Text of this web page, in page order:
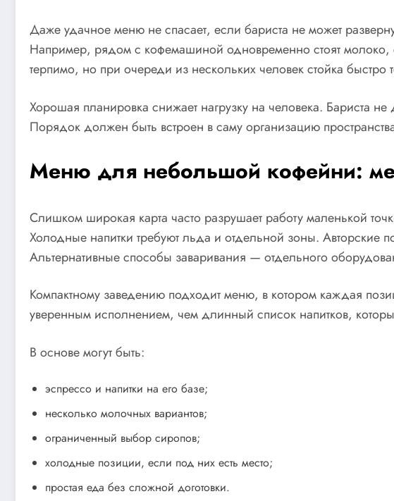
Даже удачное меню не спасает, если бариста не может
Например, рядом с кофемашиной одновременно стоят молоко,
терпимо, но при очереди из нескольких человек стойка быстро
Хорошая планировка снижает нагрузку на человека. Бариста
Порядок должен быть встроен в саму организацию
Меню для небольшой кофейни:
Слишком широкая карта часто разрушает работу маленькой
Холодные напитки требуют льда и отдельной зоны.
Альтернативные способы заваривания — отдельного
Компактному заведению подходит меню, в котором каждая
уверенным исполнением, чем длинный список напитков,
В основе могут быть:
эспрессо и напитки на его базе;
несколько молочных вариантов;
ограниченный выбор сиропов;
холодные позиции, если под них есть место;
простая еда без сложной доготовки.